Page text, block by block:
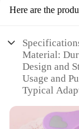
Here are the
Material:
Design and
Usage and
Typical
Shape or
Lightweight,